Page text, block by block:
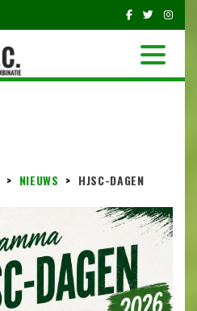
> NIEUWS > HJSC-DAGEN